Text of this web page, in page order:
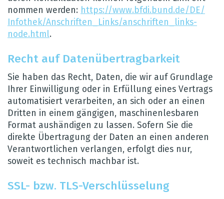
nom­men wer­den: https://​www.​bfdi.​bund.​de/​DE/​
Infothek/​Anschriften_​Links/​anschriften_​links-​
node.​html.
Recht auf Daten­über­trag­bar­keit
Sie haben das Recht, Daten, die wir auf Grund­lage
Ihrer Ein­wil­li­gung oder in Erfül­lung eines Ver­trags
auto­ma­ti­siert ver­ar­bei­ten, an sich oder an einen
Drit­ten in einem gän­gi­gen, maschi­nen­les­ba­ren
For­mat aus­hän­di­gen zu las­sen. Sofern Sie die
direkte Über­tra­gung der Daten an einen ande­ren
Ver­ant­wort­li­chen ver­lan­gen, erfolgt dies nur,
soweit es tech­nisch mach­bar ist.
SSL- bzw. TLS-Ver­schlüs­se­lung